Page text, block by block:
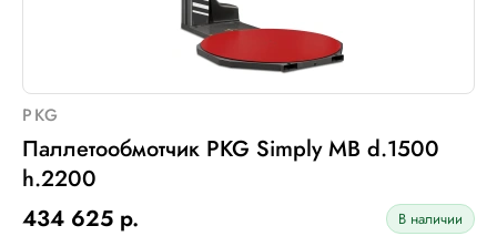
PKG
Паллетообмотчик PKG Simply MB d.1500
h.2200
434 625 р.
В наличии